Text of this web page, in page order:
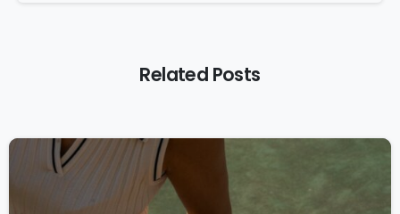
Related Posts